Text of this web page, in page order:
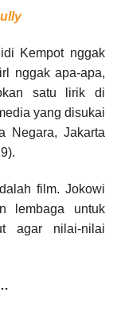
Kempot nggak
nggak apa-apa,
satu lirik di
yang disukai
Negara, Jakarta
film. Jokowi
lembaga untuk
agar nilai-nilai